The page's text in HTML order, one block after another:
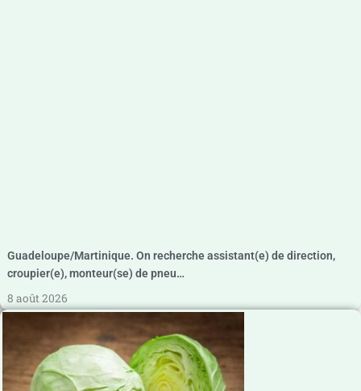
Guadeloupe/Martinique. On recherche assistant(e) de direction,
croupier(e), monteur(se) de pneu…
8 août 2026